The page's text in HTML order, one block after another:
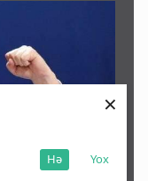
Yox
Hə
×